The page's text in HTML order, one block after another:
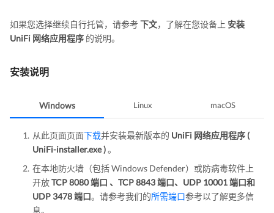
如果您选择继续自行托管，请参考 下文，了解在您设备上 安装
UniFi 网络应用程序 的说明。
安装说明
Windows Linux macOS
从此页面页面下载并安装最新版本的 UniFi 网络应用程序 (
UniFi-installer.exe )。
在本地防火墙（包括 Windows Defender）或防病毒软件上
开放TCP 8080 端口 、TCP 8843 端口、UDP 10001 端口和
UDP 3478 端口。请参考我们的所需端口参考以了解更多信
息。